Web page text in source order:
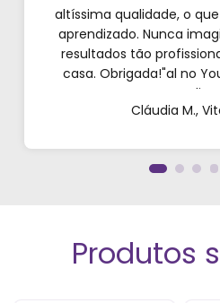
altíssima qualidade, o
aprendizado. Nunca
resultados tão
casa. Obrigada!"al no
testar em casa. As
produtos sãoCláudia M.,
Produtos